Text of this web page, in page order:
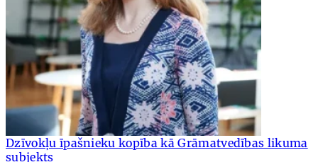
Dzīvokļu īpašnieku kopība kā Grāmatvedības likuma
subjekts